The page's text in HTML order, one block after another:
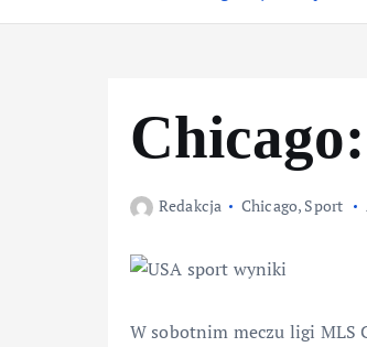
Redakcja Chicago, Sport
W sobotnim meczu ligi MLS